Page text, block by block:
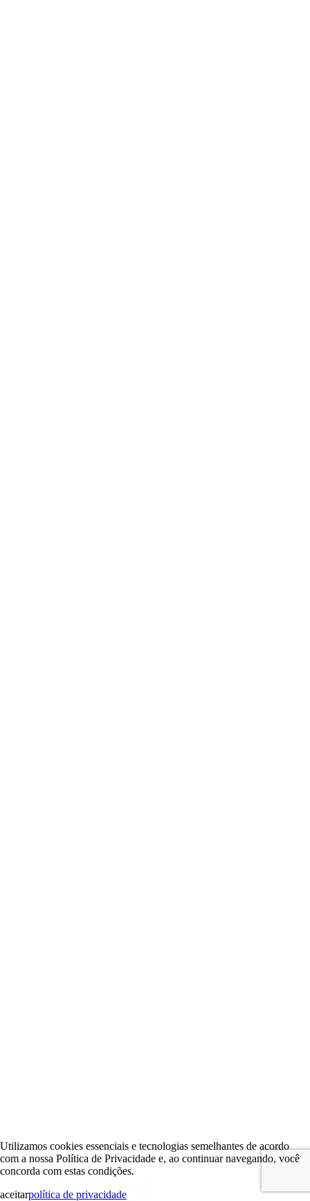
Utilizamos cookies essenciais e tecnologias semelhantes de acordo
com a nossa Política de Privacidade e, ao continuar navegando, você
concorda com estas condições.
aceitarpolítica de privacidade